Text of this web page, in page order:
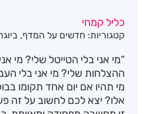
כליל קמחי
קטגוריות: חדשים על המדף,
“מי אני בלי הטייטל שלי? מי
ההצלחות שלי? מי אני בלי
מי תהיו אם יום אחד תקומו
אלו? יצא לכם לחשוב על זה